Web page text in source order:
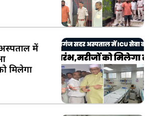
में
मिलेगा